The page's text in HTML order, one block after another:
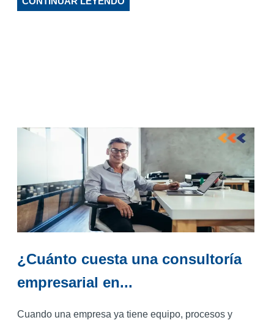
¿Cuánto cuesta una consultoría
empresarial en...
Cuando una empresa ya tiene equipo, procesos y